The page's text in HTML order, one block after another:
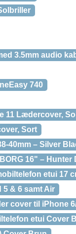
3.5mm audio
740
11 Lædercover,
Sort
40mm – Silver
16" – Hunter
etui 17
5 & 6 samt Air
cover til iPhone
etui Cover